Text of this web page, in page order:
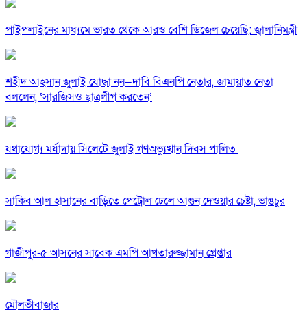
পাইপলাইনের মাধ্যমে ভারত থেকে আরও বেশি ডিজেল চেয়েছি: জ্বালানিমন্ত্রী
শহীদ আহসান জুলাই যোদ্ধা নন—দাবি বিএনপি নেতার, জামায়াত নেতা
বললেন, ‘সারজিসও ছাত্রলীগ করতেন’
যথাযোগ্য মর্যাদায় সিলেটে জুলাই গণঅভ্যুত্থান দিবস পালিত
সাকিব আল হাসানের বাড়িতে পেট্রোল ঢেলে আগুন দেওয়ার চেষ্টা, ভাঙচুর
গাজীপুর-৫ আসনের সাবেক এমপি আখতারুজ্জামান গ্রেপ্তার
মৌলভীবাজার